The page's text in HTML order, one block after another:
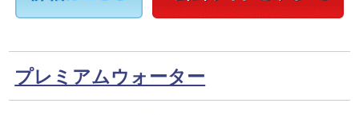
プレミアムウォーター